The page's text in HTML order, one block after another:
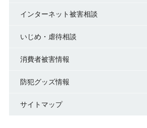
インターネット被害相談
いじめ・虐待相談
消費者被害情報
防犯グッズ情報
サイトマップ